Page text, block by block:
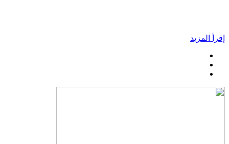
إقرأ المزيد